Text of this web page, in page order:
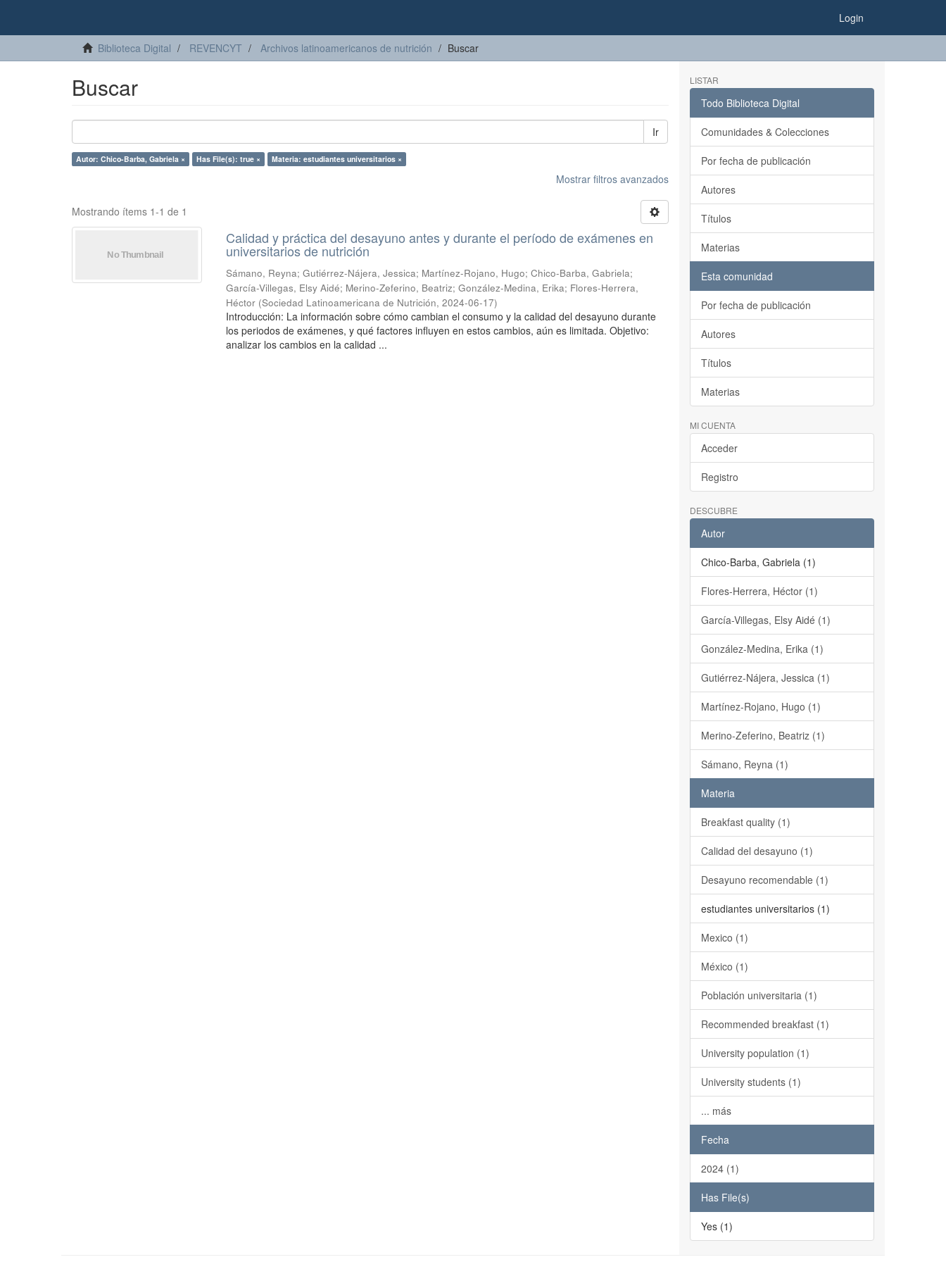
Login
Biblioteca Digital REVENCYT Archivos latinoamericanos de nutrición Buscar
Buscar
Ir
Autor: Chico-Barba, Gabriela × Has File(s): true × Materia: estudiantes universitarios ×
Mostrar filtros avanzados
Mostrando ítems 1-1 de 1
Calidad y práctica del desayuno antes y durante el período de exámenes en
universitarios de nutrición
Sámano, Reyna;Gutiérrez-Nájera, Jessica; Martínez-Rojano, Hugo;Chico-Barba, Gabriela;
García-Villegas, Elsy Aidé; Merino-Zeferino, Beatriz;González-Medina, Erika; Flores-Herrera,
Héctor (Sociedad Latinoamericana de Nutrición,2024-06-17)
Introducción: La información sobre cómo cambian el consumo y la calidad del desayuno durante
los periodos de exámenes, y qué factores influyen en estos cambios, aún es limitada. Objetivo:
analizar los cambios en la calidad ...
LISTAR
Todo Biblioteca Digital
Comunidades & Colecciones
Por fecha de publicación
Autores
Títulos
Materias
Esta comunidad
Por fecha de publicación
Autores
Títulos
Materias
MI CUENTA
Acceder
Registro
DESCUBRE
Autor
Chico-Barba, Gabriela (1)
Flores-Herrera, Héctor (1)
García-Villegas, Elsy Aidé (1)
González-Medina, Erika (1)
Gutiérrez-Nájera, Jessica (1)
Martínez-Rojano, Hugo (1)
Merino-Zeferino, Beatriz (1)
Sámano, Reyna (1)
Materia
Breakfast quality (1)
Calidad del desayuno (1)
Desayuno recomendable (1)
estudiantes universitarios (1)
Mexico (1)
México (1)
Población universitaria (1)
Recommended breakfast (1)
University population (1)
University students (1)
... más
Fecha
2024 (1)
Has File(s)
Yes (1)